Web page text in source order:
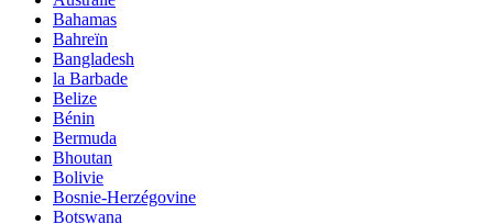
Bahamas
Bahreïn
Bangladesh
la Barbade
Belize
Bénin
Bermuda
Bhoutan
Bolivie
Bosnie-Herzégovine
Botswana